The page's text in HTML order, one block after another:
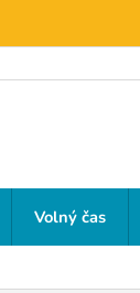
Volný čas